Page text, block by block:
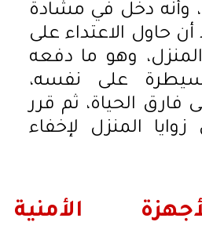
، وأنه دخل في مشادة
حاول الاعتداء على
وهو ما دفعه
على نفسه،
فارق الحياة، ثم قرر
المنزل لإخفاء
الأمنية